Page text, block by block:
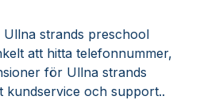
strands preschool
att hitta telefonnummer,
för Ullna strands
kundservice och support..